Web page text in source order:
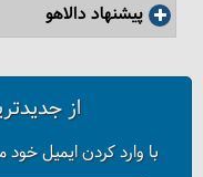
پیشنهاد دالاهو
از
با وارد کردن ایمیل